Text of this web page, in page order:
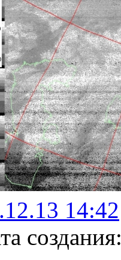
14:42
создания: